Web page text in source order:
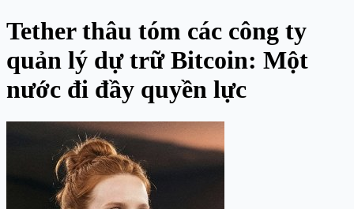
Tether thâu tóm các công ty
quản lý dự trữ Bitcoin: Một
nước đi đầy quyền lực